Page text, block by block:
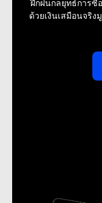
ฝึกฝนกลยุทธ์การ
ด้วยเงินเสมือนจริ